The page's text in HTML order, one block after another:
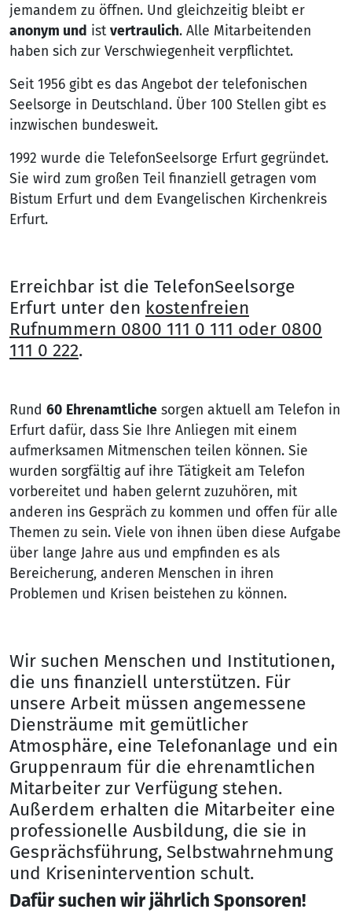
jemandem zu öffnen. Und gleichzeitig bleibt er
anonym und istvertraulich. Alle Mitarbeitenden
haben sich zur Verschwiegenheit verpflichtet.
Seit 1956 gibt es das Angebot der telefonischen
Seelsorge in Deutschland. Über 100 Stellen gibt es
inzwischen bundesweit.
1992 wurde die TelefonSeelsorge Erfurt gegründet.
Sie wird zum großen Teil finanziell getragen vom
Bistum Erfurt und dem Evangelischen Kirchenkreis
Erfurt.
Erreichbar ist die TelefonSeelsorge
Erfurt unter den kostenfreien
Rufnummern 0800 111 0 111 oder 0800
111 0 222.
Rund 60 Ehrenamtliche sorgen aktuell am Telefon in
Erfurt dafür, dass Sie Ihre Anliegen mit einem
aufmerksamen Mitmenschen teilen können. Sie
wurden sorgfältig auf ihre Tätigkeit am Telefon
vorbereitet und haben gelernt zuzuhören, mit
anderen ins Gespräch zu kommen und offen für alle
Themen zu sein. Viele von ihnen üben diese Aufgabe
über lange Jahre aus und empfinden es als
Bereicherung, anderen Menschen in ihren
Problemen und Krisen beistehen zu können.
Wir suchen Menschen und Institutionen,
die uns finanziell unterstützen. Für
unsere Arbeit müssen angemessene
Diensträume mit gemütlicher
Atmosphäre, eine Telefonanlage und ein
Gruppenraum für die ehrenamtlichen
Mitarbeiter zur Verfügung stehen.
Außerdem erhalten die Mitarbeiter eine
professionelle Ausbildung, die sie in
Gesprächsführung, Selbstwahrnehmung
und Krisenintervention schult.
Dafür suchen wir jährlich Sponsoren!